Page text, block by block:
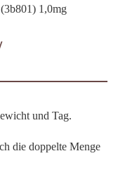
1,0mg
und Tag.
die doppelte Menge